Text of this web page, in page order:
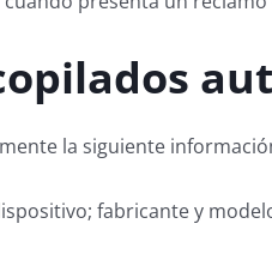
la siguiente
fabricante y